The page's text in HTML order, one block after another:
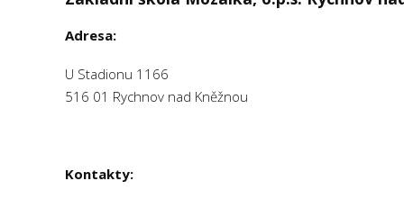
Adresa:
U Stadionu 1166
516 01 Rychnov nad Kněžnou
Kontakty: